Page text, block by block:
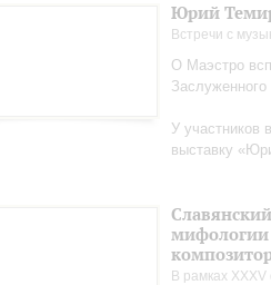
Юрий
Встречи с
О Маэстро
У участников
выставку
мифологии
В рамках